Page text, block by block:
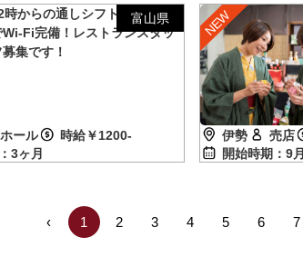
富山県
時からの通しシフト！完全個室
Wi-Fi完備！レストランスタッ
募集です！
ール
時給￥1200-
3ヶ月
伊勢 売店
開始時期：9
‹ 1 2 3 4 5 6 7